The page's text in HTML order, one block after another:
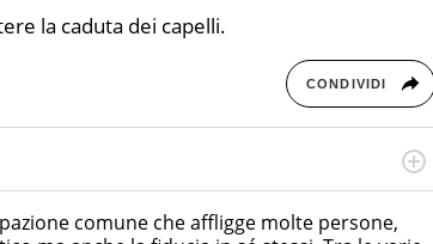
la caduta dei capelli.
CONDIVIDI
Management e Google Digital Training su
di contenuti in ottica SEO e dello sviluppo
digitali.comune che affligge molte persone,